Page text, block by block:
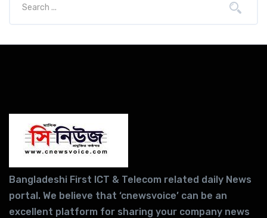
Bangladeshi First ICT & Telecom related daily News
portal. We believe that ‘cnewsvoice’ can be an
excellent platform for sharing your company news